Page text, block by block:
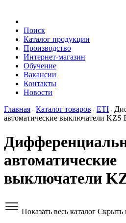
Поиск
Каталог продукции
Производство
Интернет-магазин
Обучение
Вакансии
Контакты
Новости
Главная
Каталог товаров ETI
автоматические выключатели KZS
автоматические
выключатели
Показать весь каталог Скрыть